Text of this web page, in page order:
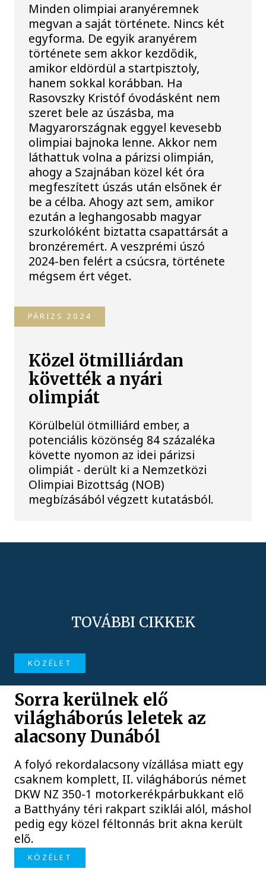
Minden olimpiai aranyéremnek
megvan a saját története. Nincs két
egyforma. De egyik aranyérem
története sem akkor kezdődik,
amikor eldördül a startpisztoly,
hanem sokkal korábban. Ha
Rasovszky Kristóf óvodásként nem
szeret bele az úszásba, ma
Magyarországnak eggyel kevesebb
olimpiai bajnoka lenne. Akkor nem
láthattuk volna a párizsi olimpián,
ahogy a Szajnában közel két óra
megfeszített úszás után elsőnek ér
be a célba. Ahogy azt sem, amikor
ezután a leghangosabb magyar
szurkolóként biztatta csapattársát a
bronzéremért. A veszprémi úszó
2024-ben felért a csúcsra, története
mégsem ért véget.
PÁRIZS 2024
Közel ötmilliárdan
követték a nyári
olimpiát
Körülbelül ötmilliárd ember, a
potenciális közönség 84 százaléka
követte nyomon az idei párizsi
olimpiát - derült ki a Nemzetközi
Olimpiai Bizottság (NOB)
megbízásából végzett kutatásból.
TOVÁBBI CIKKEK
KÖZÉLET
Sorra kerülnek elő
világháborús leletek az
alacsony Dunából
A folyó rekordalacsony vízállása miatt egy
csaknem komplett, II. világháborús német
DKW NZ 350-1 motorkerékpárbukkant elő
a Batthyány téri rakpart sziklái alól, máshol
pedig egy közel féltonnás brit akna került
elő.
KÖZÉLET